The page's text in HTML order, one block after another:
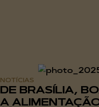
NOTÍCIAS
DE BRASÍLIA,
A